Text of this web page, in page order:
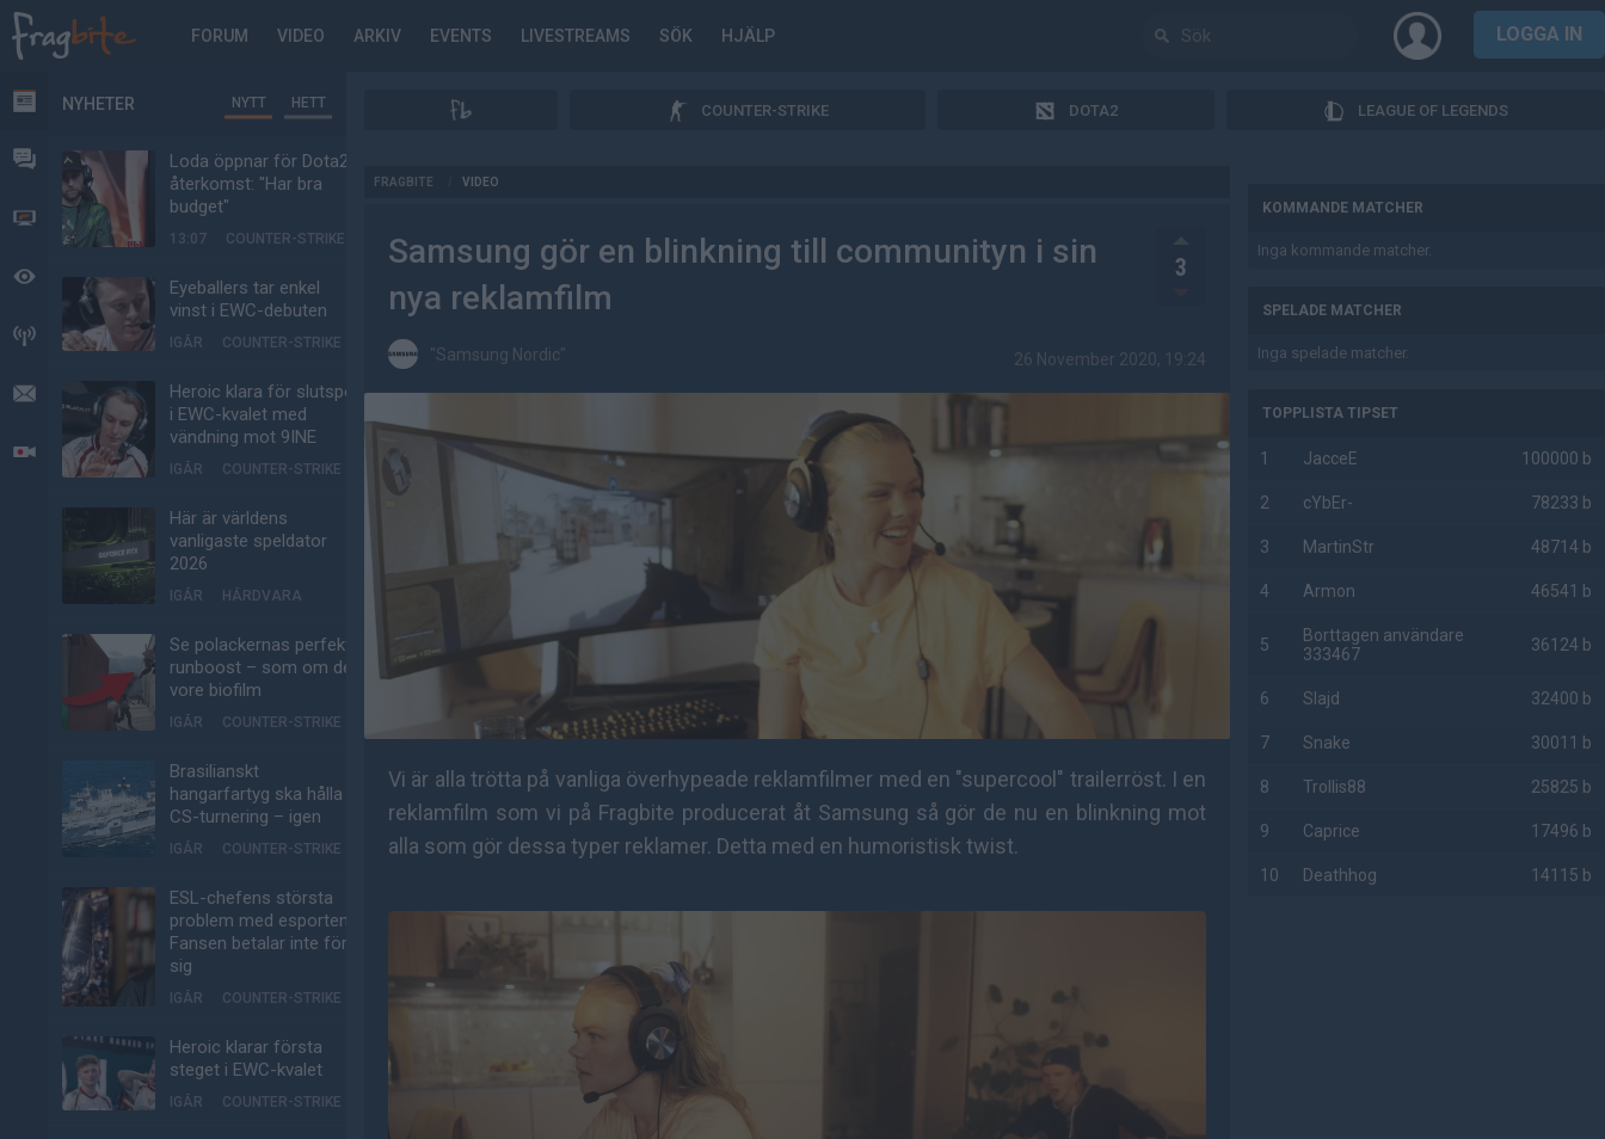
FORUM VIDEO ARKIV EVENTS LIVESTREAMS SÖK HJÄLP LOGGA IN
NYHETER
FORUM
VIDEO
BEVAKAT
HÄNDELSER
MEDDELANDEN
LIVESÄNDNINGAR
NYHETER NYTT HETT
Loda öppnar för Dota2-
återkomst: "Har bra
budget"
13:07 COUNTER-STRIKE
Eyeballers tar enkel
vinst i EWC-debuten
IGÅR COUNTER-STRIKE
Heroic klara för slutspel
i EWC-kvalet med
vändning mot 9INE
IGÅR COUNTER-STRIKE
Här är världens
vanligaste speldator
2026
IGÅR HÅRDVARA
Se polackernas perfekta
runboost – som om det
vore biofilm
IGÅR COUNTER-STRIKE
Brasilianskt
hangarfartyg ska hålla
CS-turnering – igen
IGÅR COUNTER-STRIKE
ESL-chefens största
problem med esporten:
Fansen betalar inte för
sig
IGÅR COUNTER-STRIKE
Heroic klarar första
steget i EWC-kvalet
IGÅR COUNTER-STRIKE
COUNTER-STRIKE DOTA2 LEAGUE OF LEGENDS
FRAGBITE VIDEO
Samsung gör en blinkning till communityn i sin
nya reklamfilm
26 November 2020, 19:24
"Samsung Nordic"
3
Vi är alla trötta på vanliga överhypeade reklamfilmer med en "supercool" trailerröst. I en
reklamfilm som vi på Fragbite producerat åt Samsung så gör de nu en blinkning mot
alla som gör dessa typer reklamer. Detta med en humoristisk twist.
KOMMANDE MATCHER
Inga kommande matcher.
SPELADE MATCHER
Inga spelade matcher.
TOPPLISTA TIPSET
1 JacceE 100000 b
2 cYbEr- 78233 b
3 MartinStr 48714 b
4 Armon 46541 b
5
Borttagen användare
333467
36124 b
6 Slajd 32400 b
7 Snake 30011 b
8 Trollis88 25825 b
9 Caprice 17496 b
10 Deathhog 14115 b